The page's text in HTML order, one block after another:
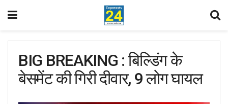
BIG BREAKING : बिल्डिंग के
बेसमेंट की गिरी दीवार, 9 लोग घायल